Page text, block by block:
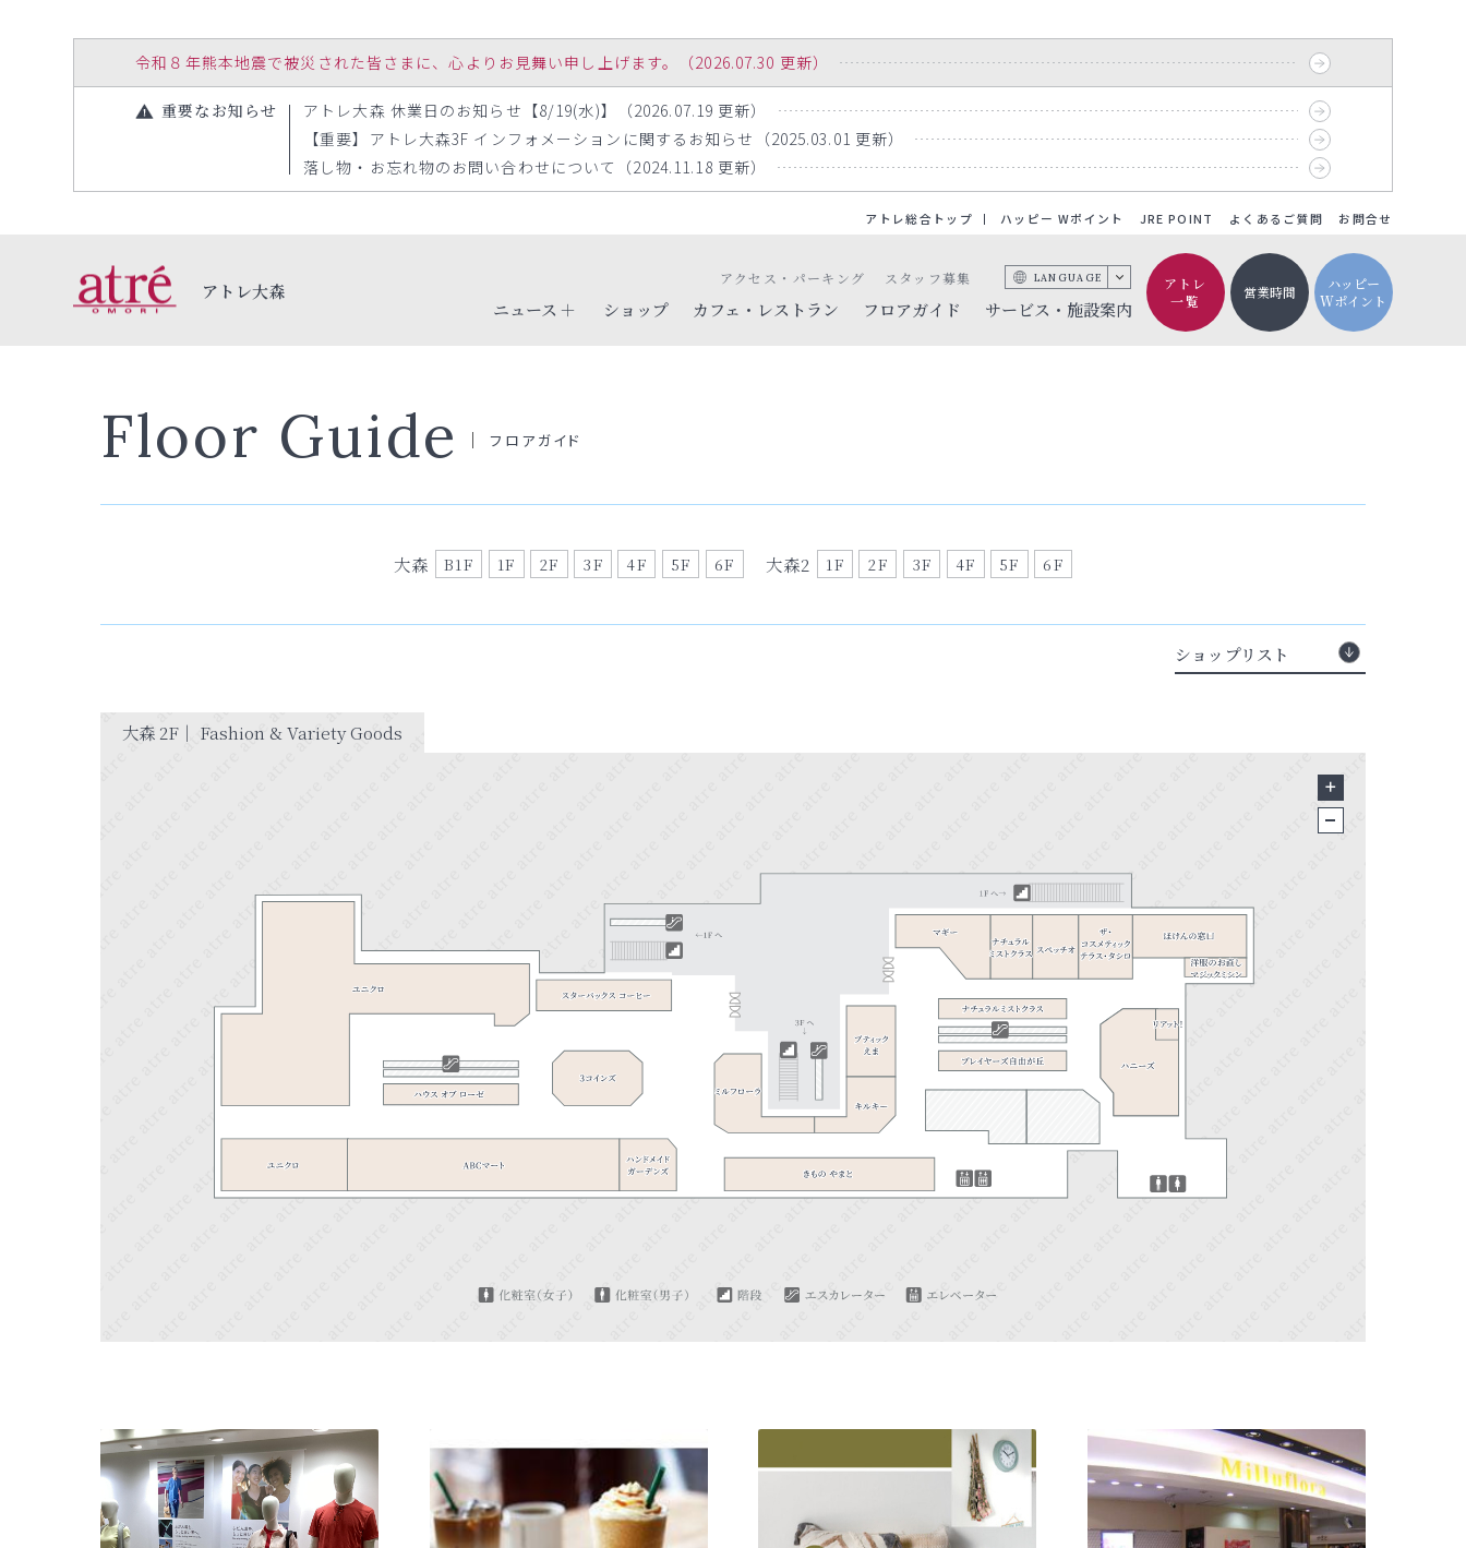
令和８年熊本地震で被災された皆さまに、心よりお見舞い申し上げます。（2026.07.30 更新）
重要なお知らせ
アトレ大森 休業日のお知らせ【8/19(水)】（2026.07.19 更新）
【重要】アトレ大森3F インフォメーションに関するお知らせ（2025.03.01 更新）
落し物・お忘れ物のお問い合わせについて（2024.11.18 更新）
アトレ総合トップ ハッピー Wポイント JRE POINT よくあるご質問 お問合せ
アトレ大森
ニュース
ショップ カフェ・レストラン フロアガイド サービス・施設案内
アクセス・パーキング スタッフ募集 LANGUAGE
アトレ
一覧
営業時間
ハッピー
Wポイント
Floor Guide フロアガイド
大森 B1F 1F 2F 3F 4F 5F 6F 大森2 1F 2F 3F 4F 5F 6F
ショップリスト
大森 2F｜ Fashion & Variety Goods